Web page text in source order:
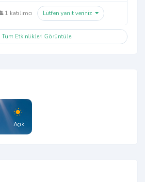
1 katılımcı Lütfen yanıt veriniz
Tüm Etkinlikleri Görüntüle
Açık